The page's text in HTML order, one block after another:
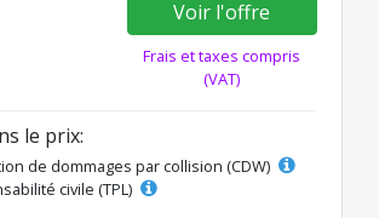
Voir l'offre
Frais et taxes compris
(VAT)
le prix:
de dommages par collision (CDW)
civile (TPL)